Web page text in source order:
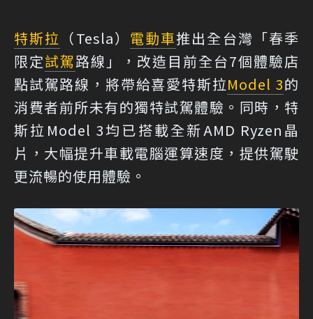
特斯拉 （Tesla） 電動車推出全台灣「春季
限定試駕路線」，改造目前全台7個體驗店
點試駕路線，將帶給喜愛特斯拉Model 3的
消費者前所未有的獨特試駕體驗。同時，特
斯拉Model 3均已搭載全新AMD Ryzen晶
片，大幅提升車載電腦運算速度，提供駕駛
更流暢的使用體驗。